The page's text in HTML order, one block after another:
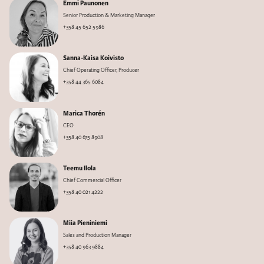
Emmi Paunonen
Senior Production & Marketing Manager
+358 45 652 5986
Sanna-Kaisa Koivisto
Chief Operating Officer, Producer
+358 44 365 6084
Marica Thorén
CEO
+358 40 675 8908
Teemu Ilola
Chief Commercial Officer
+358 40 021 4222
Miia Pieniniemi
Sales and Production Manager
+358 40 963 9884